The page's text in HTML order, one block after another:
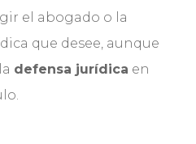
el abogado o la
que desee, aunque
defensa jurídica en